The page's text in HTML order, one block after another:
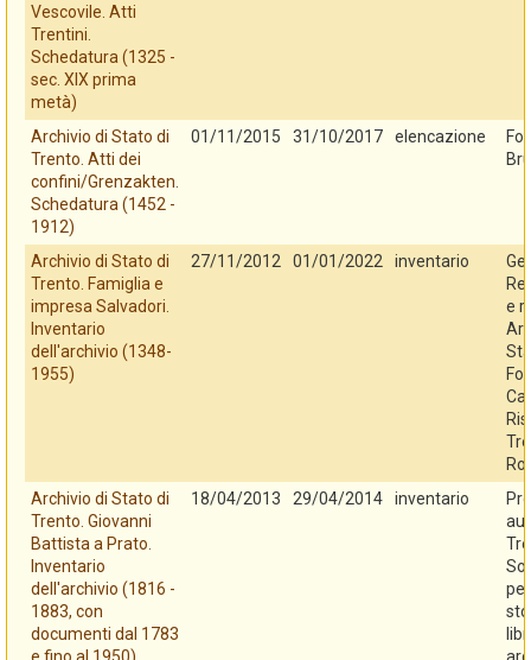
Vescovile. Atti
Trentini.
Schedatura (1325 -
sec. XIX prima
metà)
Archivio di Stato di
Trento. Atti dei
confini/Grenzakten.
Schedatura (1452 -
1912)
01/11/2015 31/10/2017 elencazione
Archivio di Stato di
Trento. Famiglia e
impresa Salvadori.
Inventario
dell'archivio (1348-
1955)
27/11/2012 01/01/2022 inventario
e
Archivio di Stato di
Trento. Giovanni
Battista a Prato.
Inventario
dell'archivio (1816 -
1883, con
documenti dal 1783
18/04/2013 29/04/2014 inventario